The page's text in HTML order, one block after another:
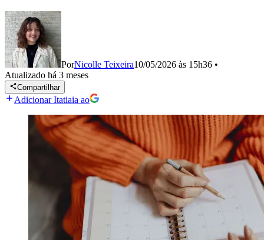
PorNicolle Teixeira10/05/2026 às 15h36 •
Atualizado há 3 meses
Compartilhar
Adicionar Itatiaia ao